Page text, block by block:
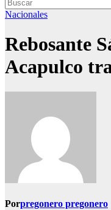
Nacionales
Rebosante
Acapulco
Porpregonero pregonero